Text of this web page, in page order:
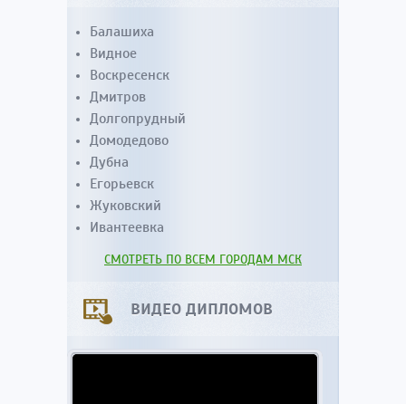
Балашиха
Видное
Воскресенск
Дмитров
Долгопрудный
Домодедово
Дубна
Егорьевск
Жуковский
Ивантеевка
СМОТРЕТЬ ПО ВСЕМ ГОРОДАМ МСК
ВИДЕО ДИПЛОМОВ